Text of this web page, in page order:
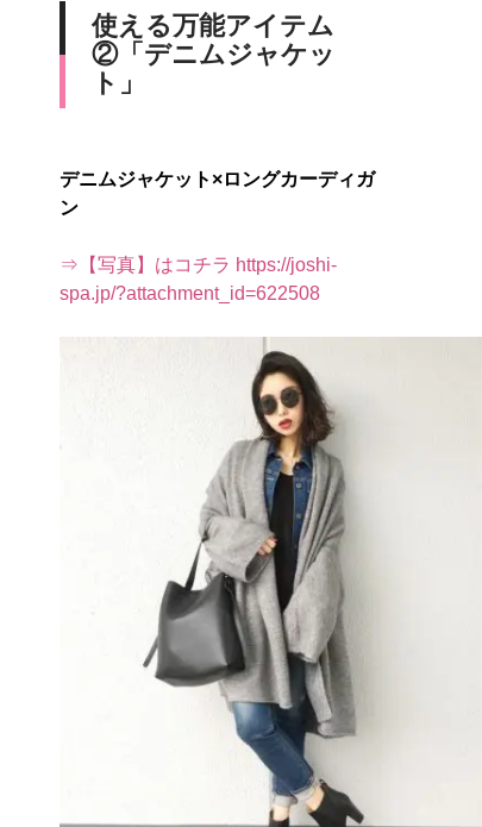
使える万能アイテム
②「デニムジャケッ
ト」
デニムジャケット×ロングカーディガ
ン
⇒【写真】はコチラ https://joshi-
spa.jp/?attachment_id=622508